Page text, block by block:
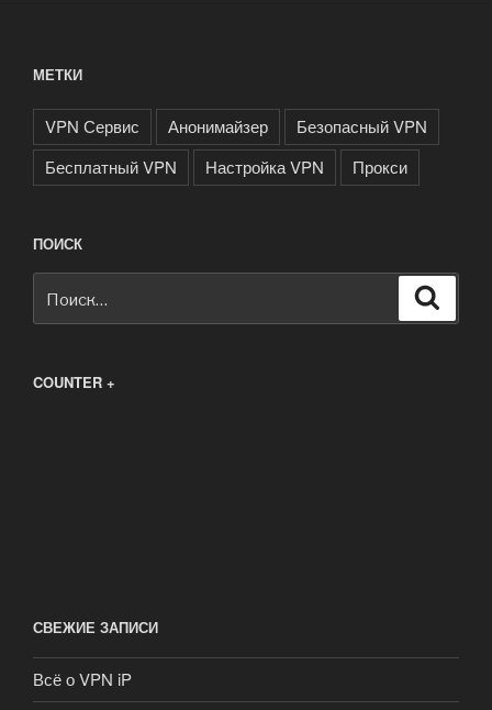
МЕТКИ
VPN Сервис Анонимайзер
Безопасный VPN
Бесплатный VPN
Настройка VPN Прокси
ПОИСК
COUNTER +
СВЕЖИЕ ЗАПИСИ
Всё о VPN iP